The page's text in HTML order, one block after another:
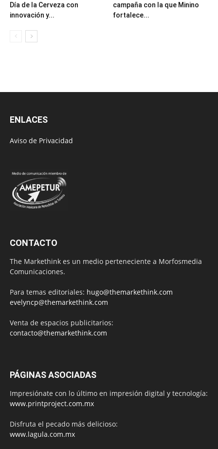
Día de la Cerveza con
innovación y...
campaña con la que Minino
fortalece...
ENLACES
Aviso de Privacidad
CONTACTO
The Markethink es un medio perteneciente a Morfosmedia
Comunicaciones.
Para temas editoriales: hugo@themarkethink.com
evelyncp@themarkethink.com
Venta de espacios publicitarios:
contacto@themarkethink.com
PÁGINAS ASOCIADAS
Impresiónate con lo último en impresión digital y tecnología:
www.printproject.com.mx
Disfruta el pecado más delicioso:
www.lagula.com.mx